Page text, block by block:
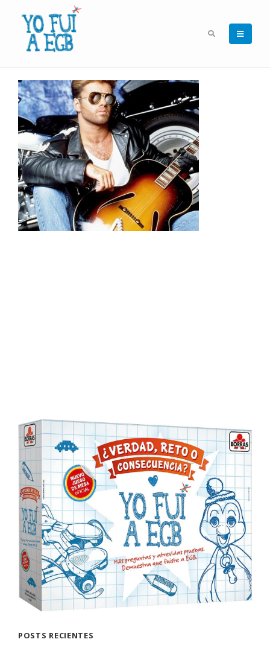
POSTS RECIENTES